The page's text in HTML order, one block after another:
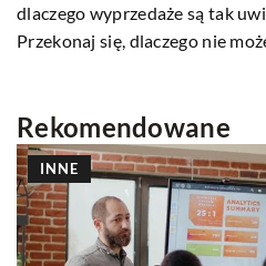
dlaczego wyprzedaże są tak
Przekonaj się, dlaczego nie
Rekomendowane
INNE